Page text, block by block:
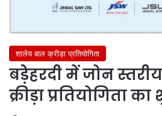
शालेय बाल क्रीड़ा प्रतियोगिता
बड़ेेहरदी में जोन
क्रीड़ा प्रतियोगिता